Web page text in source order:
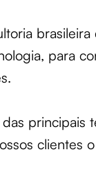
brasileira
para
principais
clientes